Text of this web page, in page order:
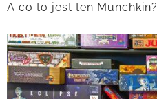
A co to jest ten Munchkin?